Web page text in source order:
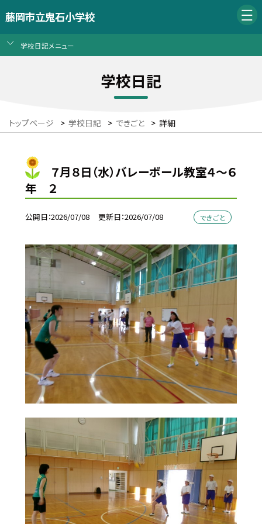
藤岡市立鬼石小学校
学校日記メニュー
学校日記
トップページ > 学校日記 > できごと > 詳細
７月８日（水）バレーボール教室４～６
年 ２
公開日 2026/07/08 更新日 2026/07/08 できごと